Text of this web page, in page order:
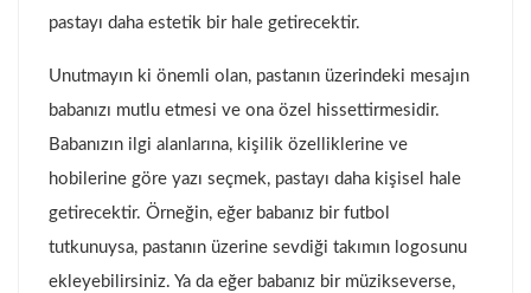
pastayı daha estetik bir hale getirecektir.
Unutmayın ki önemli olan, pastanın üzerindeki mesajın
babanızı mutlu etmesi ve ona özel hissettirmesidir.
Babanızın ilgi alanlarına, kişilik özelliklerine ve
hobilerine göre yazı seçmek, pastayı daha kişisel hale
getirecektir. Örneğin, eğer babanız bir futbol
tutkunuysa, pastanın üzerine sevdiği takımın logosunu
ekleyebilirsiniz. Ya da eğer babanız bir müzikseverse,